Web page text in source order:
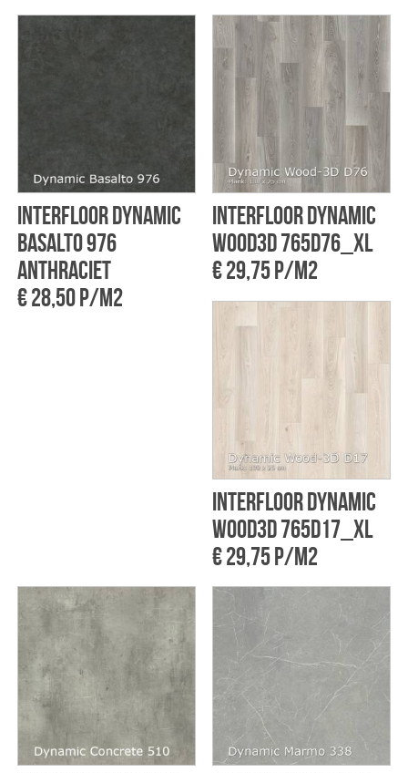
Interfloor Dynamic
basalto 976
Anthraciet
€ 28,50 p/m2
Interfloor Dynamic
Wood3D 765D76_xl
€ 29,75 p/m2
Interfloor Dynamic
Wood3D 765D17_xl
€ 29,75 p/m2